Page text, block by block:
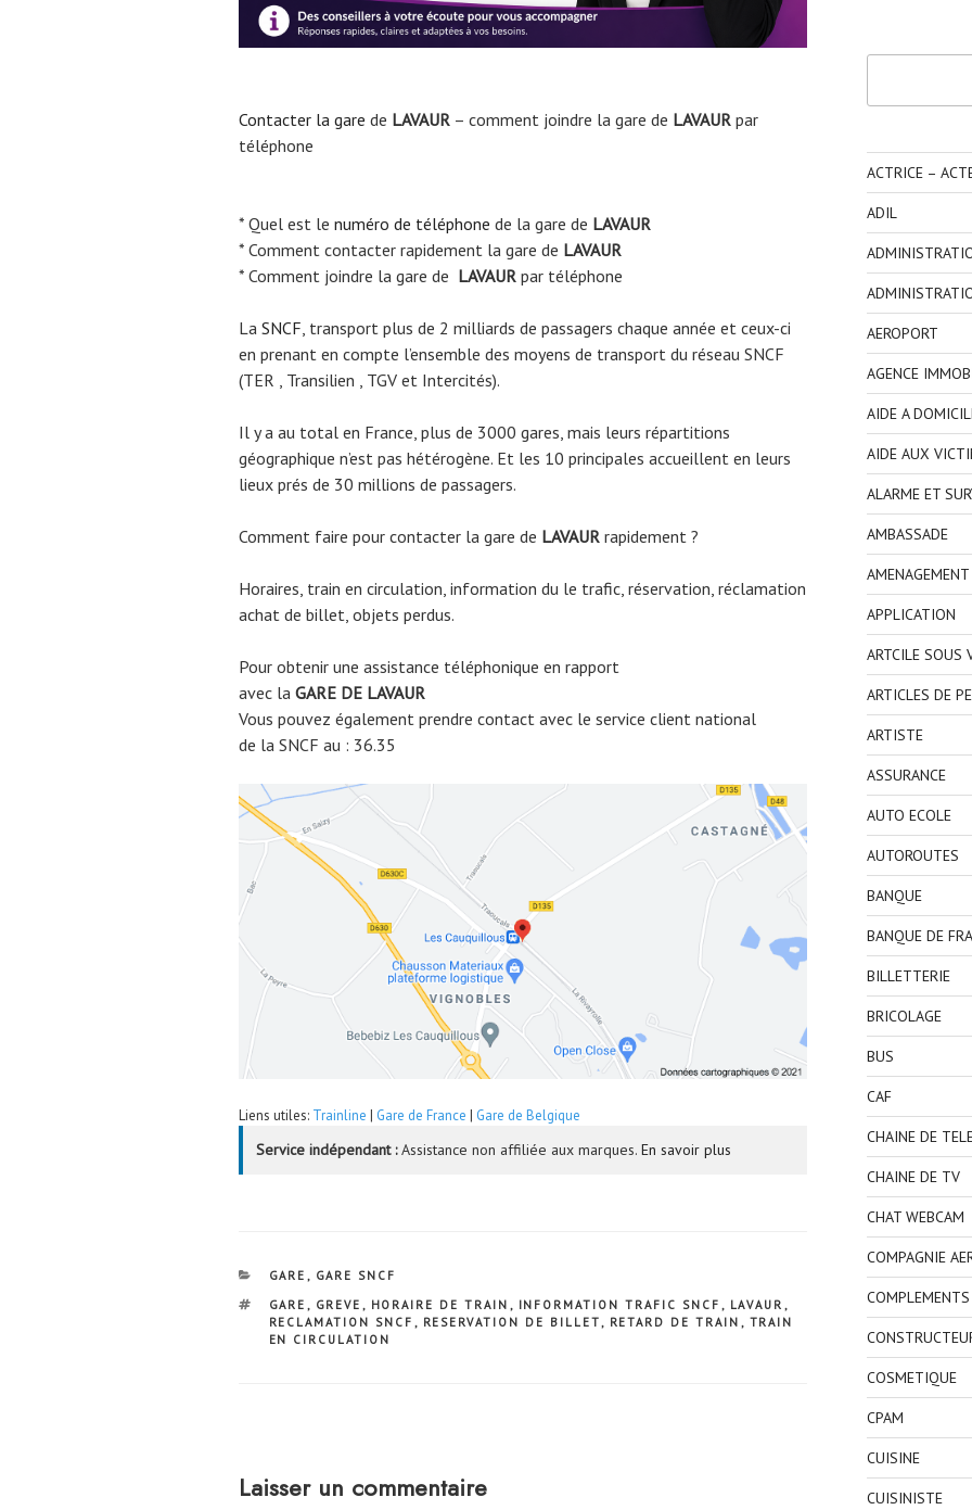
Contacter la gare de LAVAUR – comment joindre la gare de LAVAUR par
téléphone
* Quel est le numéro de téléphone de la gare de LAVAUR
* Comment contacter rapidement la gare de LAVAUR
* Comment joindre la gare de LAVAUR par téléphone
La SNCF , transport plus de 2 milliards de passagers chaque année et ceux-ci
en prenant en compte l’ensemble des moyens de transport du réseau SNCF
(TER , Transilien , TGV et Intercités).
Il y a au total en France, plus de 3000 gares, mais leurs répartitions
géographique n’est pas hétérogène. Et les 10 principales accueillent en leurs
lieux prés de 30 millions de passagers.
Comment faire pour contacter la gare de LAVAUR rapidement ?
Horaires, train en circulation, information du le trafic, réservation, réclamation
achat de billet, objets perdus.
Pour obtenir une assistance téléphonique en rapport
avec la GARE DE LAVAUR
Vous pouvez également prendre contact avec le service client national
de la SNCF au : 36.35
Liens utiles: Trainline | Gare de France | Gare de Belgique
Service indépendant :Assistance non affiliée aux marques. En savoir plus
CATÉGORIES
GARE , GARE SNCF
ÉTIQUETTES
GARE , GREVE , HORAIRE DE TRAIN , INFORMATION TRAFIC SNCF , LAVAUR ,
RECLAMATION SNCF , RESERVATION DE BILLET, RETARD DE TRAIN , TRAIN
EN CIRCULATION
Laisser un commentaire
ACTRICE –
ADIL
AEROPORT
AGENCE
AIDE A
AIDE AUX
ALARME ET
AMBASSADE
APPLICATION
ARTCILE SOUS
ARTICLES DE
ARTISTE
ASSURANCE
AUTO ECOLE
AUTOROUTES
BANQUE
BANQUE DE
BILLETTERIE
BRICOLAGE
BUS
CAF
CHAINE DE
CHAINE DE TV
CHAT WEBCAM
COMPAGNIE
COSMETIQUE
CPAM
CUISINE
CUISINISTE